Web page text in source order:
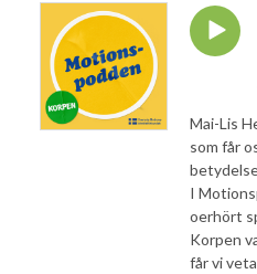
Mai-Lis
som får
I
oerhört
Korpen
får vi